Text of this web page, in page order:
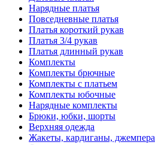
Нарядные платья
Повседневные платья
Платья короткий рукав
Платья 3/4 рукав
Платья длинный рукав
Комплекты
Комплекты брючные
Комплекты с платьем
Комплекты юбочные
Нарядные комплекты
Брюки, юбки, шорты
Верхняя одежда
Жакеты, кардиганы, джемпера